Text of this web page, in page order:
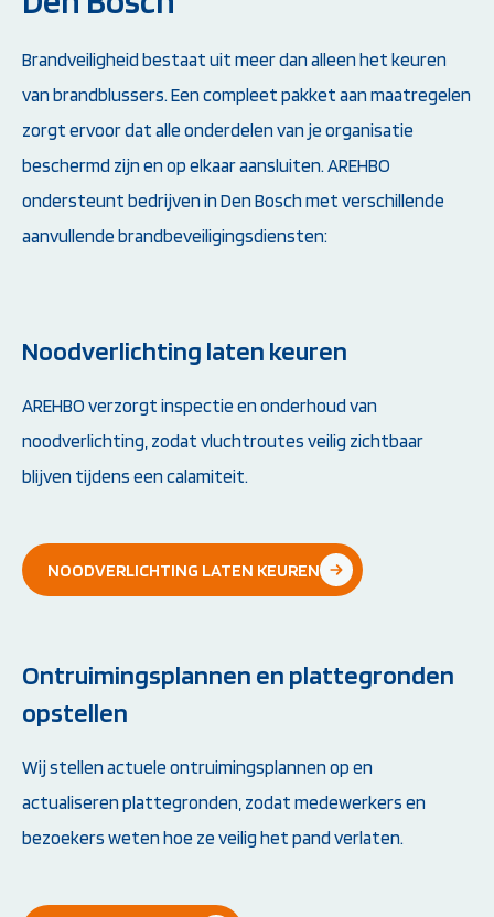
Brandveiligheid bestaat uit meer dan alleen het keuren
van brandblussers. Een compleet pakket aan maatregelen
zorgt ervoor dat alle onderdelen van je organisatie
beschermd zijn en op elkaar aansluiten. AREHBO
ondersteunt bedrijven in Den Bosch met verschillende
aanvullende brandbeveiligingsdiensten:
Noodverlichting laten keuren
AREHBO verzorgt inspectie en onderhoud van
noodverlichting, zodat vluchtroutes veilig zichtbaar
blijven tijdens een calamiteit.
NOODVERLICHTING LATEN KEUREN
Ontruimingsplannen en plattegronden
opstellen
Wij stellen actuele ontruimingsplannen op en
actualiseren plattegronden, zodat medewerkers en
bezoekers weten hoe ze veilig het pand verlaten.